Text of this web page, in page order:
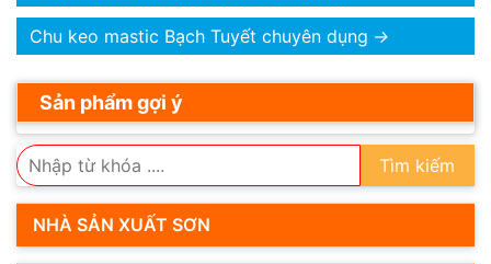
Chu keo mastic Bạch Tuyết chuyên dụng →
Sản phẩm gợi ý
Tìm kiếm
NHÀ SẢN XUẤT SƠN